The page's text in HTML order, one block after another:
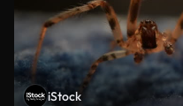
iStock